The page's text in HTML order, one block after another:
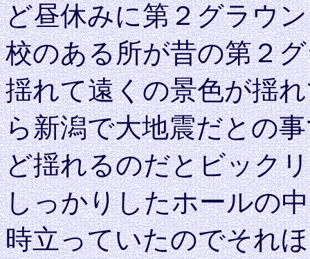
ど昼休みに第２グラウ
校のある所が昔の第２
揺れて遠くの景色が揺
ら新潟で大地震だとの
ど揺れるのだとビック
しっかりしたホールの
時立っていたのでそれ